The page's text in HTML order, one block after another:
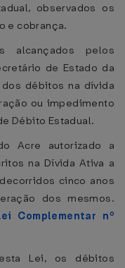
observados os
e cobrança.
alcançados pelos
de Estado da
débitos na dívida
ou impedimento
Débito Estadual.
Acre autorizado a
na Dívida Ativa a
cinco anos
dos mesmos.
Complementar nº
Lei, os débitos